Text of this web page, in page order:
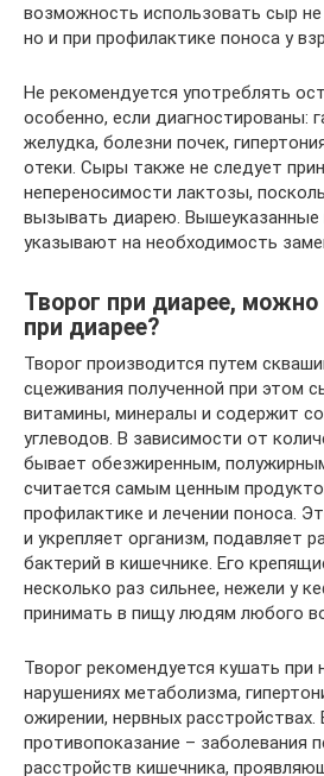
возможность использовать сыр не
но и при профилактике поноса у
Не рекомендуется употреблять
особенно, если диагностированы:
желудка, болезни почек,
отеки. Сыры также не следует
непереносимости лактозы,
вызывать диарею. Вышеуказанные
указывают на необходимость
Творог при диарее, можно
при диарее?
Творог производится путем
сцеживания полученной при этом
витамины, минералы и содержит
углеводов. В зависимости от
бывает обезжиренным,
считается самым ценным
профилактике и лечении поноса.
и укрепляет организм, подавляет
бактерий в кишечнике. Его
несколько раз сильнее, нежели у
принимать в пищу людям любого
Творог рекомендуется кушать при
нарушениях метаболизма,
ожирении, нервных расстройствах.
противопоказание – заболевания
расстройств кишечника,